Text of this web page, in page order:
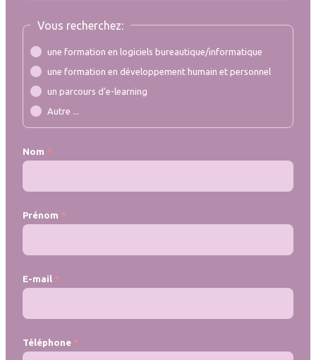
Vous recherchez:
une formation en logiciels bureautique/informatique
une formation en développement humain et personnel
un parcours d’e-learning
Autre ...
Nom
Prénom
E-mail
Téléphone